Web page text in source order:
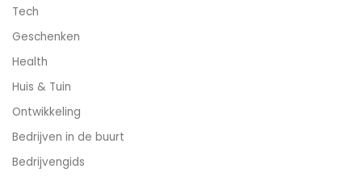
Tech
Geschenken
Health
Huis & Tuin
Ontwikkeling
Bedrijven in de buurt
Bedrijvengids